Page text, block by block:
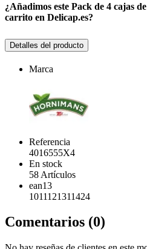
¿Añadimos este Pack de 4 cajas
carrito en Delicap.es?
Detalles del producto
Marca
Referencia
4016555X4
En stock
58 Artículos
ean13
1011121311424
Comentarios (0)